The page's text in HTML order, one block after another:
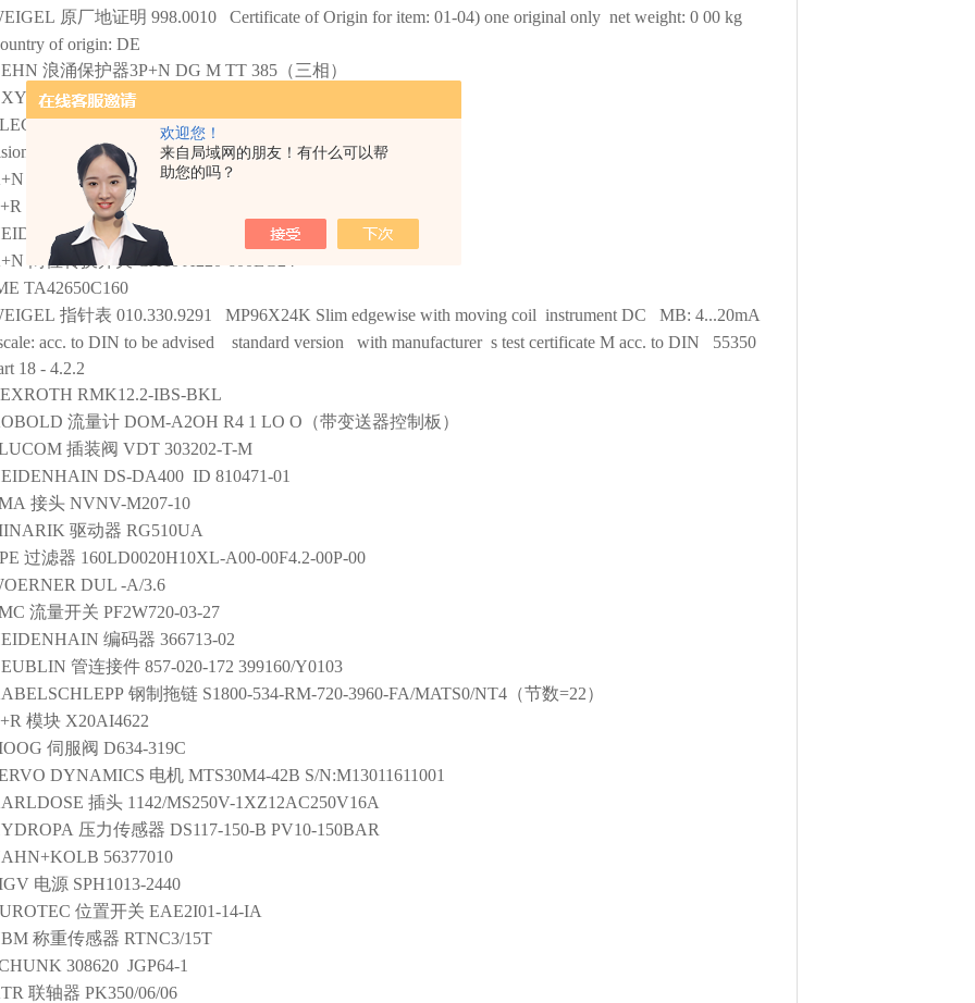
欢迎您！
来自局域网的朋友！有什么可以帮
助您的吗？
原厂地证明 998.0010 Certificate of Origin for item: 01-04) one original only net weight: 0 00 kg
of origin: DE
浪涌保护器3P+N DG M TT 385（三相）
送丝机构
电容 MKP 1uF10% 2800VDc /1700VAC
control M1821/E T51-1.2
AT13U564 55/000300 PC3397
安全数字量输入模块
ID;636287-01
两位转换开关
CA10 A220-600EG24
TA42650C160
指针表 010.330.9291 MP96X24K Slim edgewise with moving coil instrument DC MB: 4...20mA
acc. to DIN to be advised standard version with manufacturer s test certificate M acc. to DIN 55350
18 - 4.2.2
RMK12.2-IBS-BKL
流量计 DOM-A2OH R4 1 LO O（带变送器控制板）
插装阀 VDT 303202-T-M
DS-DA400 ID 810471-01
接头 NVNV-M207-10
驱动器 RG510UA
过滤器 160LD0020H10XL-A00-00F4.2-00P-00
DUL -A/3.6
流量开关 PF2W720-03-27
编码器 366713-02
管连接件 857-020-172 399160/Y0103
钢制拖链 S1800-534-RM-720-3960-FA/MATS0/NT4（节数=22）
模块 X20AI4622
伺服阀 D634-319C
DYNAMICS 电机 MTS30M4-42B S/N:M13011611001
插头 1142/MS250V-1XZ12AC250V16A
压力传感器 DS117-150-B PV10-150BAR
56377010
电源 SPH1013-2440
位置开关 EAE2I01-14-IA
称重传感器 RTNC3/15T
308620 JGP64-1
联轴器 PK350/06/06